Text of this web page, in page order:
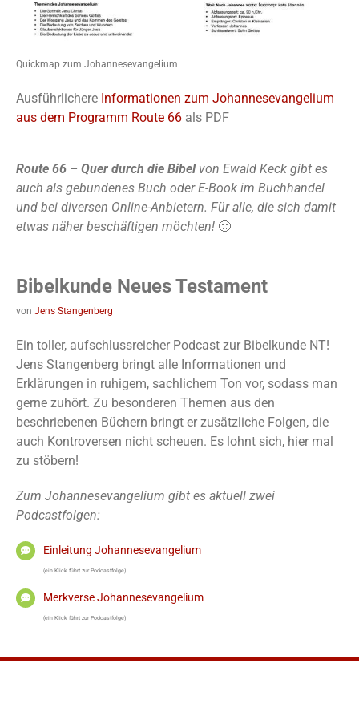
Quickmap zum Johannesevangelium
Ausführlichere Informationen zum Johannesevangelium
aus dem Programm Route 66 als PDF
Route 66 – Quer durch die Bibel von Ewald Keck gibt es
auch als gebundenes Buch oder E-Book im Buchhandel
und bei diversen Online-Anbietern. Für alle, die sich damit
etwas näher beschäftigen möchten! 🙂
Bibelkunde Neues Testament
von Jens Stangenberg
Ein toller, aufschlussreicher Podcast zur Bibelkunde NT!
Jens Stangenberg bringt alle Informationen und
Erklärungen in ruhigem, sachlichem Ton vor, sodass man
gerne zuhört. Zu besonderen Themen aus den
beschriebenen Büchern bringt er zusätzliche Folgen, die
auch Kontroversen nicht scheuen. Es lohnt sich, hier mal
zu stöbern!
Zum Johannesevangelium gibt es aktuell zwei
Podcastfolgen:
Einleitung Johannesevangelium
(ein Klick führt zur Podcastfolge)
Merkverse Johannesevangelium
(ein Klick führt zur Podcastfolge)